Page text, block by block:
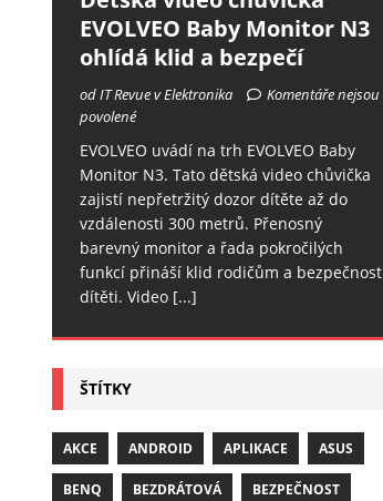
EVOLVEO Baby Monitor N3
ohlídá klid a bezpečí
od IT Revue v Elektronika
Komentáře nejsou
povolené
EVOLVEO uvádí na trh EVOLVEO Baby
Monitor N3. Tato dětská video chůvička
zajistí nepřetržitý dozor dítěte až do
vzdálenosti 300 metrů. Přenosný
barevný monitor a řada pokročilých
funkcí přináší klid rodičům a bezpečnost
dítěti. Video [...]
ŠTÍTKY
AKCE ANDROID APLIKACE ASUS
BENQ BEZDRÁTOVÁ BEZPEČNOST